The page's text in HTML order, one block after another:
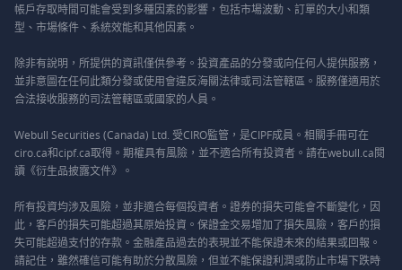
帳戶存取時間可能會受到多種因素的影響，包括市場波動、訂單的大小和類
型、市場條件、系統效能和其他因素。
除非有說明，所提供的資訊僅供參考。投資產品的分發或向任何人提供服務，
並非意圖在任何此類分發或使用會違反海關法律或司法管轄區。服務僅適用於
合法接收服務的司法管轄區或國家的人員。
Webull Securities (Canada) Ltd. 受CIRO監管，是CIPF成員。相關手冊可在
ciro.ca和cipf.ca取得。期權具有風險，並不適合所有投資者。請在webull.ca閱
讀《衍生品披露文件》。
所有投資均涉及風險，並非適合每個投資者。證券的損失可能會不斷變化，因
此，客戶的損失可能超過其原始投資。保證金交易增加了損失風險，客戶的損
失可能超過支付的存款。金融產品過去的表現並不能保證未來的結果或回報。
請記住，雖然確信可能有助於分散風險，但並不能保證利潤或防止市場下跌時